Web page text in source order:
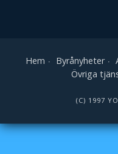
Hem Byrånyheter
Övriga
(C) 1997